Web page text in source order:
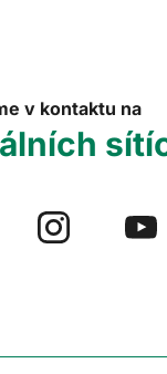
v kontaktu na